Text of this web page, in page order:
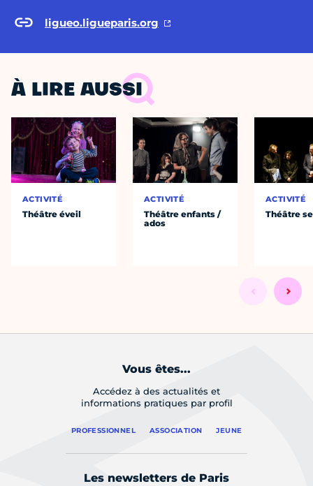
ligueo.ligueparis.org
À LIRE AUSSI
ACTIVITÉ
Théâtre éveil
ACTIVITÉ
Théâtre enfants /
ados
ACTIVITÉ
Théâtre
Vous êtes...
Accédez à des actualités et
informations pratiques par profil
PROFESSIONNEL ASSOCIATION JEUNE
Les newsletters de Paris